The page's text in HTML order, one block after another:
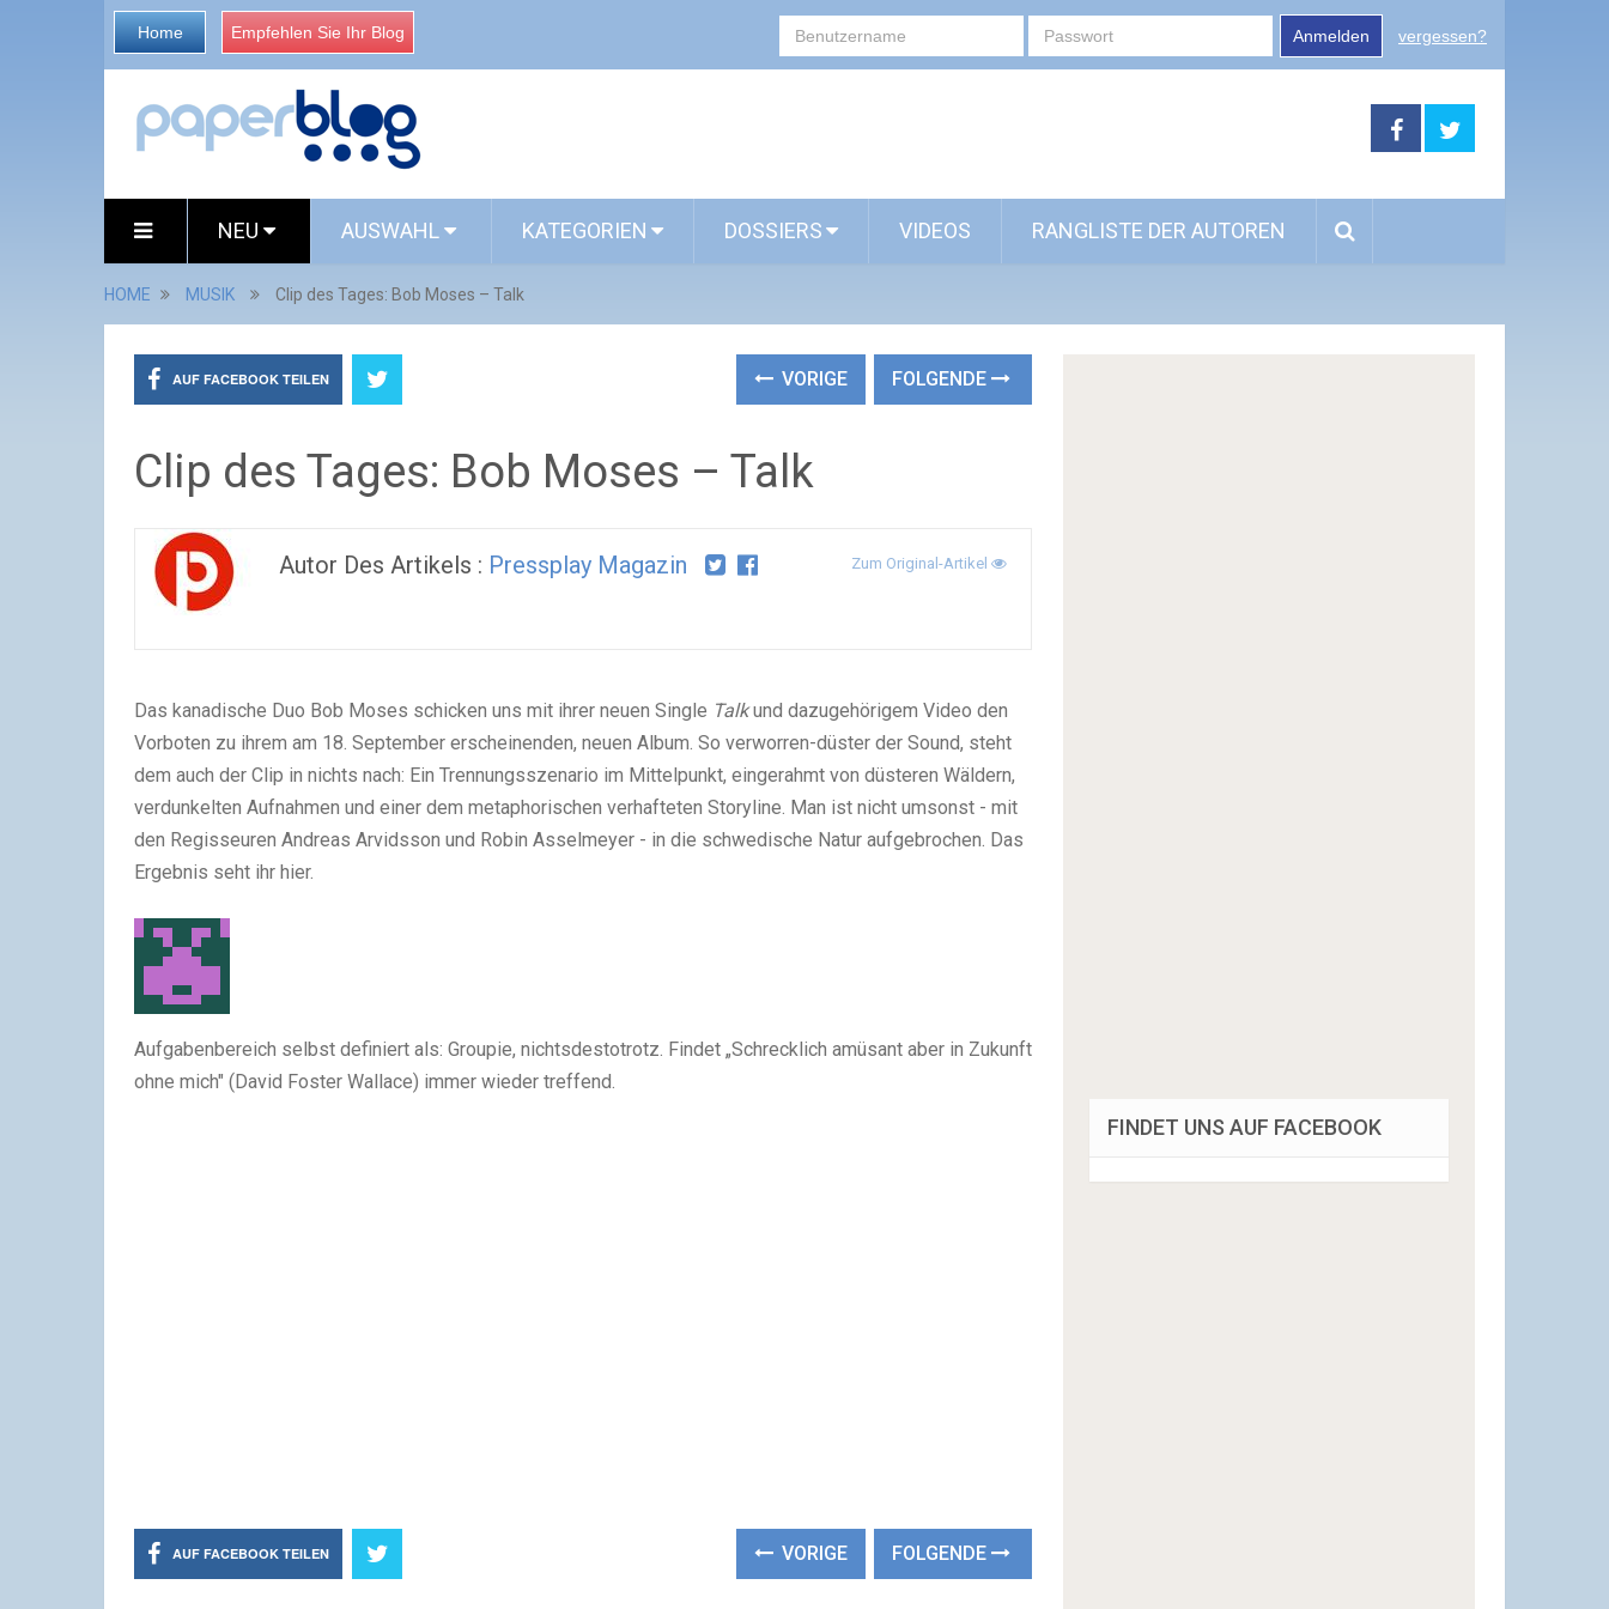
Home Empfehlen Sie Ihr Blog Anmelden vergessen?
NEU AUSWAHL KATEGORIEN DOSSIERS VIDEOS RANGLISTE DER AUTOREN
HOME MUSIK Clip des Tages: Bob Moses – Talk
AUF FACEBOOK TEILEN VORIGE FOLGENDE
Clip des Tages: Bob Moses – Talk
Autor Des Artikels : Pressplay Magazin Zum Original-Artikel
Das kanadische Duo Bob Moses schicken uns mit ihrer neuen Single Talkund dazugehörigem Video den
Vorboten zu ihrem am 18. September erscheinenden, neuen Album. So verworren-düster der Sound, steht
dem auch der Clip in nichts nach: Ein Trennungsszenario im Mittelpunkt, eingerahmt von düsteren Wäldern,
verdunkelten Aufnahmen und einer dem metaphorischen verhafteten Storyline. Man ist nicht umsonst - mit
den Regisseuren Andreas Arvidsson und Robin Asselmeyer - in die schwedische Natur aufgebrochen. Das
Ergebnis seht ihr hier.
Aufgabenbereich selbst definiert als: Groupie, nichtsdestotrotz. Findet „Schrecklich amüsant aber in Zukunft
ohne mich" (David Foster Wallace) immer wieder treffend.
AUF FACEBOOK TEILEN VORIGE FOLGENDE
FINDET UNS AUF FACEBOOK